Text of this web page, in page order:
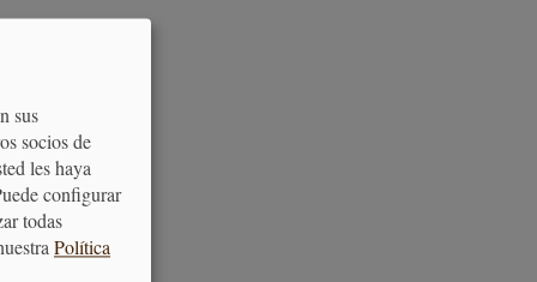
sus
socios de
les haya
configurar
todas
Política